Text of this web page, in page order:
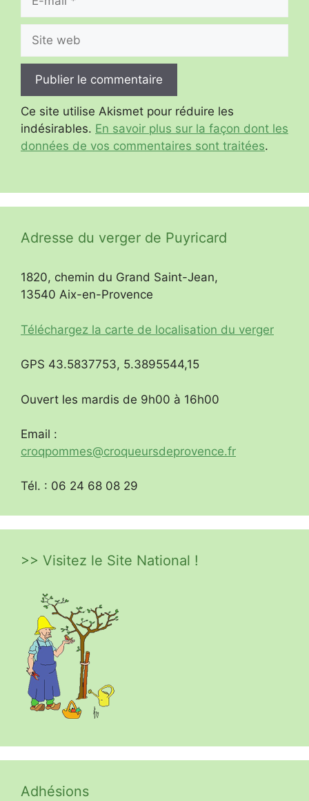
mail
web
Ce site utilise Akismet pour réduire les
indésirables. En savoir plus sur la façon dont les
données de vos commentaires sont traitées.
Adresse du verger de Puyricard
1820, chemin du Grand Saint-Jean,
13540 Aix-en-Provence
Téléchargez la carte de localisation du verger
GPS 43.5837753, 5.3895544,15
Ouvert les mardis de 9h00 à 16h00
Email :
croqpommes@croqueursdeprovence.fr
Tél. : 06 24 68 08 29
>> Visitez le Site National !
Adhésions